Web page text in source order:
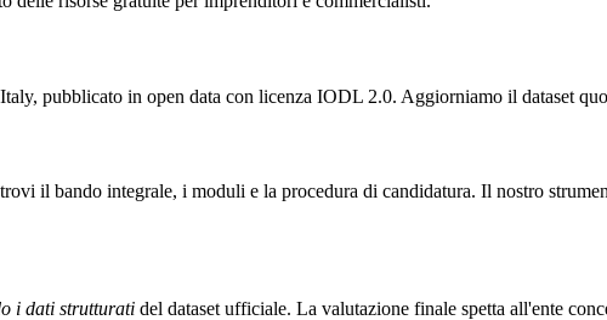
pubblicato in open data con licenza IODL 2.0. Aggiorniamo il dataset
il bando integrale, i moduli e la procedura di candidatura. Il nostro
i dati strutturati del dataset ufficiale. La valutazione finale spetta all'ente